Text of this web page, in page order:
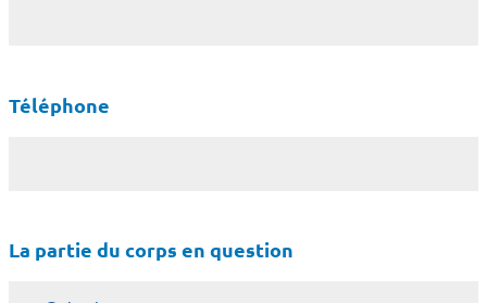
Téléphone
La partie du corps en question